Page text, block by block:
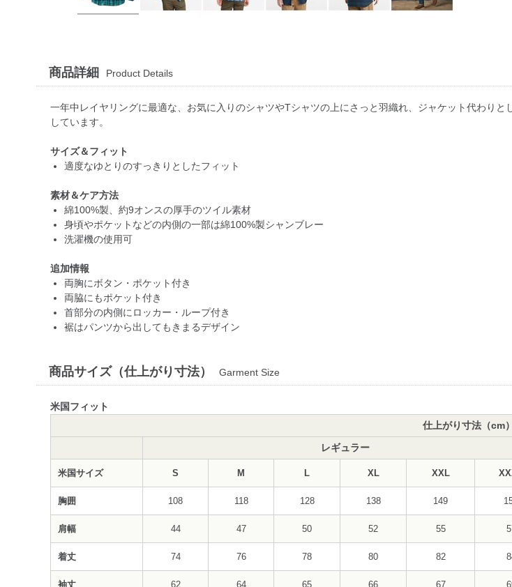
商品詳細 Product Details
一年中レイヤリングに最適な、お気に入りのシャツやTシャツの上にさっと羽織れ、ジャケット代わり
しています。
サイズ＆フィット
適度なゆとりのすっきりとしたフィット
素材＆ケア方法
綿100%製、約9オンスの厚手のツイル素材
身頃やポケットなどの内側の一部は綿100%製シャンブレー
洗濯機の使用可
追加情報
両胸にボタン・ポケット付き
両脇にもポケット付き
首部分の内側にロッカー・ループ付き
裾はパンツから出してもきまるデザイン
商品サイズ（仕上がり寸法） Garment Size
米国フィット
仕上がり寸法（cm）
レギュラー
米国サイズ S M L XL XXL
胸囲 108 118 128 138 149
肩幅 44 47 50 52 55
着丈 74 76 78 80 82
袖丈 62 64 65 66 67